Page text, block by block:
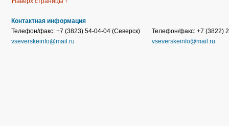
Контактная информация
Телефон/факс: +7 (3823) 54-04-04 (Северск)
vseverskeinfo@mail.ru
Телефон/факс: +7 (3822)
vseverskeinfo@mail.ru